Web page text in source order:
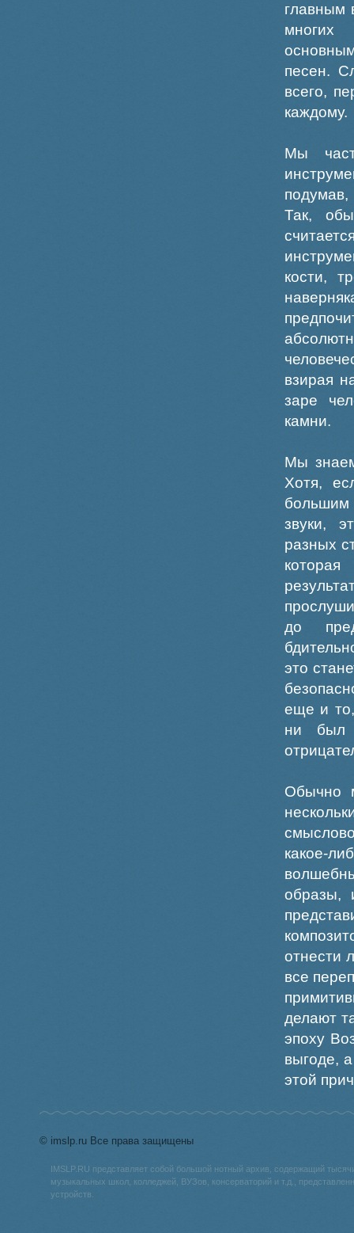
главным
многих
песен.
всего,
каждому.
Мы
Так,
кости,
взирая
заре
камни.
Мы
Хотя,
большим
звуки,
разных
до
это
еще и
ни был
Обычно
какое-
образы,
отнести
все
делают
эпоху
выгоде,
этой
© imslp.ru Все права защищены
IMSLP.RU представляет собой большой нотный архив, содержащий
музыкальных школ, колледжей, ВУЗов, консерваторий и т.д.,
устройств.